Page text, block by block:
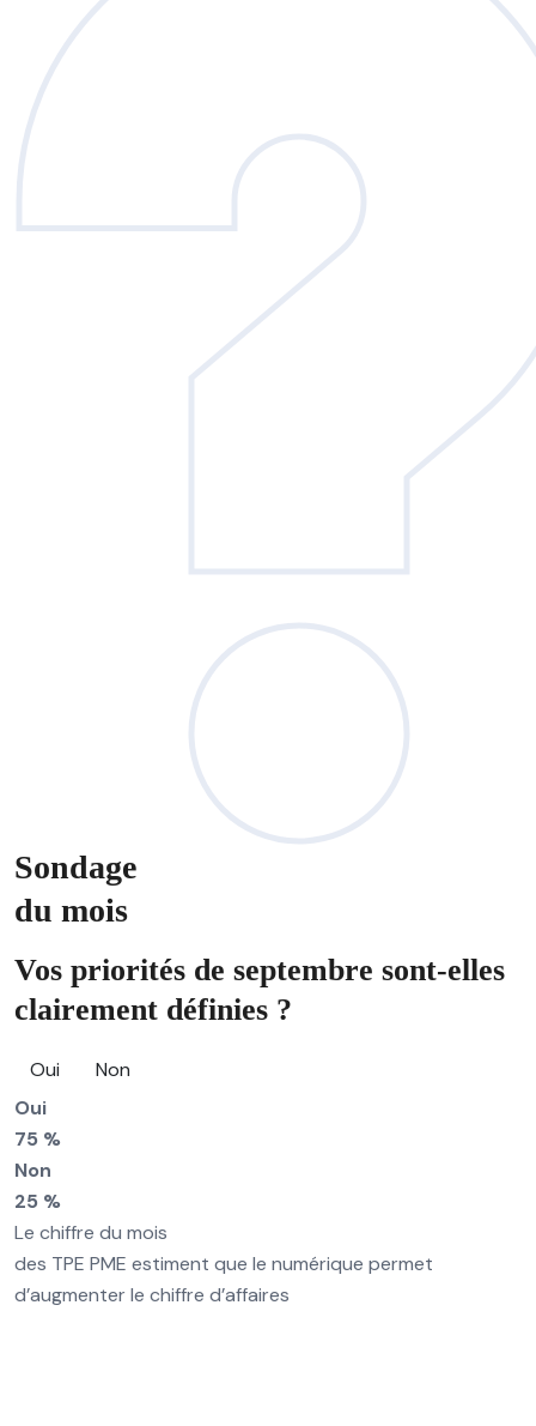
Sondage
du mois
Vos priorités de septembre sont-elles
clairement définies ?
Oui
Non
Oui
75 %
Non
25 %
Le chiffre du mois
des TPE PME estiment que le numérique permet
d’augmenter le chiffre d’affaires